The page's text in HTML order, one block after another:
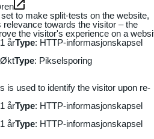
to make split-tests on the website,
towards the visitor – the
the visitor's experience on a
årType: HTTP-informasjonskapsel
Type: Pikselsporing
is used to identify the visitor upon re-
årType: HTTP-informasjonskapsel
årType: HTTP-informasjonskapsel